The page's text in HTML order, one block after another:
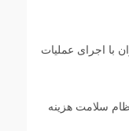
با اجرای عملیات
سلامت هزینه